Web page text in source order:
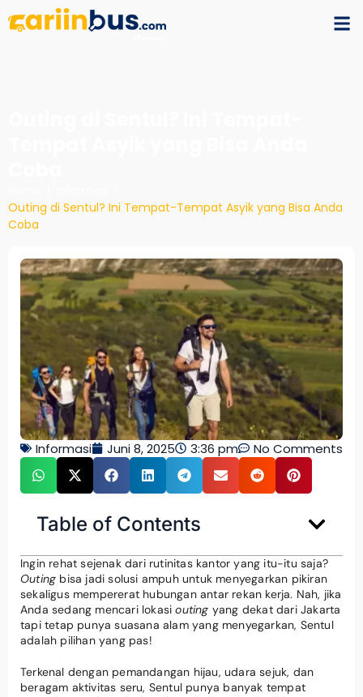
Outing di Sentul? Ini Tempat-Tempat Asyik yang Bisa Anda
Coba
Informasi Juni 8, 2025 3:36 pm No Comments
Table of Contents
Ingin rehat sejenak dari rutinitas kantor yang itu-itu saja?
Outing bisa jadi solusi ampuh untuk menyegarkan pikiran
sekaligus mempererat hubungan antar rekan kerja. Nah, jika
Anda sedang mencari lokasiouting yang dekat dari Jakarta
tapi tetap punya suasana alam yang menyegarkan, Sentul
adalah pilihan yang pas!
Terkenal dengan pemandangan hijau, udara sejuk, dan
beragam aktivitas seru, Sentul punya banyak tempat